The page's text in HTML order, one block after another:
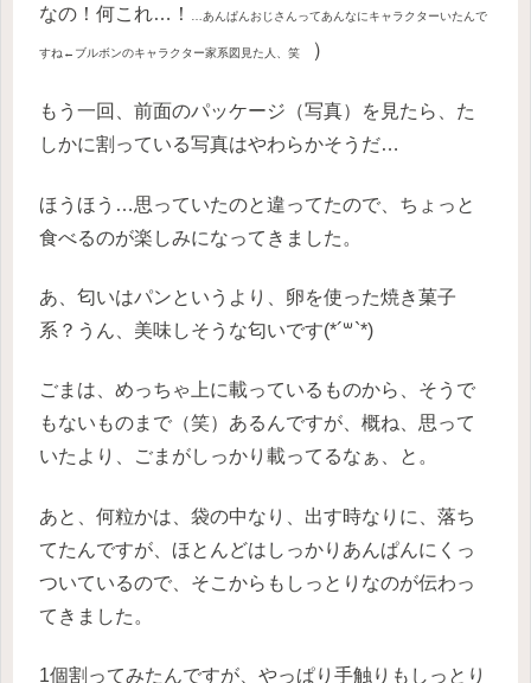
なの！何これ…！
…あんぱんおじさんってあんなにキャラクターいたんで
すね←ブルボンのキャラクター家系図見た人、笑 ）
もう一回、前面のパッケージ（写真）を見たら、た
しかに割っている写真はやわらかそうだ…
ほうほう…思っていたのと違ってたので、ちょっと
食べるのが楽しみになってきました。
あ、匂いはパンというより、卵を使った焼き菓子
系？うん、美味しそうな匂いです(*´꒳`*)
ごまは、めっちゃ上に載っているものから、そうで
もないものまで（笑）あるんですが、概ね、思って
いたより、ごまがしっかり載ってるなぁ、と。
あと、何粒かは、袋の中なり、出す時なりに、落ち
てたんですが、ほとんどはしっかりあんぱんにくっ
ついているので、そこからもしっとりなのが伝わっ
てきました。
1個割ってみたんですが、やっぱり手触りもしっとり